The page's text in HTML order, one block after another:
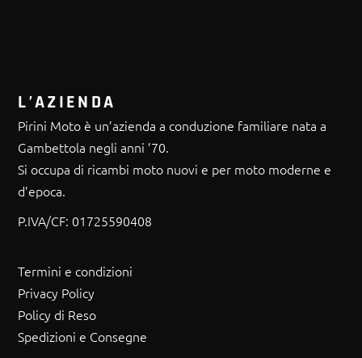
L’AZIENDA
Pirini Moto è un’azienda a conduzione familiare nata a
Gambettola negli anni ’70.
Si occupa di ricambi moto nuovi e per moto moderne e
d’epoca.
P.IVA/CF: 01725590408
Termini e condizioni
Privacy Policy
Policy di Reso
Spedizioni e Consegne